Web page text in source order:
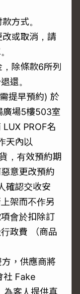
方式。
或取消，請
除條款6所列
還。
提早預約) 於
廣場5樓503室
PROF名
天內以
，有效預約期
意更改預約
確認交收安
架而不作另
會於扣除訂
政費 （商品
，供應商將
社 Fake